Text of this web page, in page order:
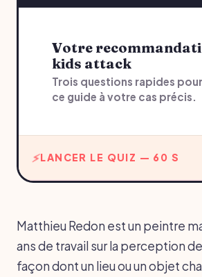
Votre recommandation sur
kids attack
Trois questions rapides
ce guide à votre cas précis.
LANCER LE QUIZ — 60 S
Matthieu Redon est un peintre
ans de travail sur la perception
façon dont un lieu ou un objet